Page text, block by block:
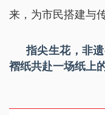
来，为市民搭建与
指尖生花，非遗
褶纸共赴一场纸上